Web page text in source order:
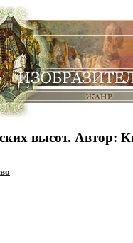
высот. Автор: